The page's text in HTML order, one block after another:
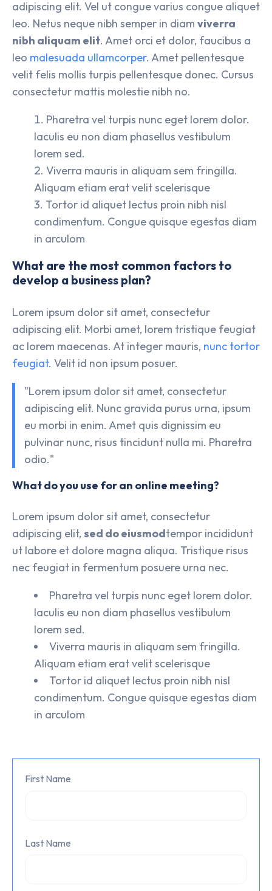
adipiscing elit. Vel ut congue varius congue aliquet
leo. Netus neque nibh semper in diam viverra
nibh aliquam elit. Amet orci et dolor, faucibus a
leo malesuada ullamcorper. Amet pellentesque
velit felis mollis turpis pellentesque donec. Cursus
consectetur mattis molestie nibh no.
Pharetra vel turpis nunc eget lorem dolor.
Iaculis eu non diam phasellus vestibulum
lorem sed.
Viverra mauris in aliquam sem fringilla.
Aliquam etiam erat velit scelerisque
Tortor id aliquet lectus proin nibh nisl
condimentum. Congue quisque egestas diam
in arculom
What are the most common factors to
develop a business plan?
Lorem ipsum dolor sit amet, consectetur
adipiscing elit. Morbi amet, lorem tristique feugiat
ac lorem maecenas. At integer mauris, nunc tortor
feugiat. Velit id non ipsum posuer.
"Lorem ipsum dolor sit amet, consectetur
adipiscing elit. Nunc gravida purus urna, ipsum
eu morbi in enim. Amet quis dignissim eu
pulvinar nunc, risus tincidunt nulla mi. Pharetra
odio."
What do you use for an online meeting?
Lorem ipsum dolor sit amet, consectetur
adipiscing elit, sed do eiusmodtempor incididunt
ut labore et dolore magna aliqua. Tristique risus
nec feugiat in fermentum posuere urna nec.
Pharetra vel turpis nunc eget lorem dolor.
Iaculis eu non diam phasellus vestibulum
lorem sed.
Viverra mauris in aliquam sem fringilla.
Aliquam etiam erat velit scelerisque
Tortor id aliquet lectus proin nibh nisl
condimentum. Congue quisque egestas diam
in arculom
First Name
Last Name